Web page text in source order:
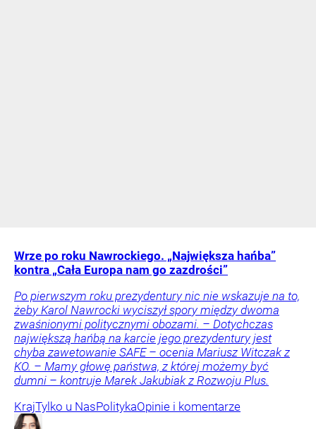
Wrze po roku Nawrockiego. „Największa hańba”
kontra „Cała Europa nam go zazdrości”
Po pierwszym roku prezydentury nic nie wskazuje na to,
żeby Karol Nawrocki wyciszył spory między dwoma
zwaśnionymi politycznymi obozami. – Dotychczas
największą hańbą na karcie jego prezydentury jest
chyba zawetowanie SAFE – ocenia Mariusz Witczak z
KO. – Mamy głowę państwa, z której możemy być
dumni – kontruje Marek Jakubiak z Rozwoju Plus.
KrajTylko u NasPolitykaOpinie i komentarze